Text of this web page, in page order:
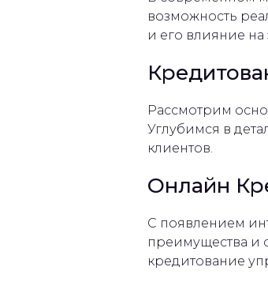
возможность
и его влияние на
Рассмотрим
Углубимся в
клиентов.
Онлайн
С появлением
преимущества и
кредитование